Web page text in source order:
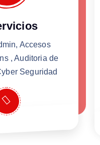
Accesos
, Auditoria de
Seguridad